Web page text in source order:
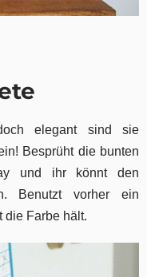
elegant sind sie
Besprüht die bunten
und ihr könnt den
Benutzt vorher ein
die Farbe hält.